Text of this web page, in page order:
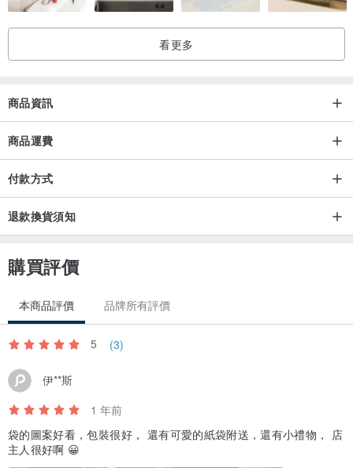
從禮物盒探出頭來的小貓咪，
看著，看著，
有沒有心裡也被療癒起來了呢💘💘💘
┈┈┈┈┈┈┈┈
看更多
商品資訊
商品運費
付款方式
退款換貨須知
購買評價
本商品評價 品牌所有評價
5 (3)
伊**斯
1 年前
袋的圖案好看，包裝很好， 還有可愛的紙袋附送，還有小禮物， 店
主人很好啊 😀